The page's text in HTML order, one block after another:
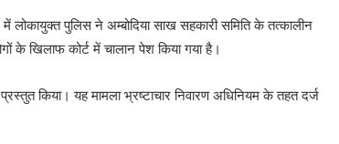
पुलिस ने अम्बोदिया साख सहकारी समिति के तत्कालीन
के खिलाफ कोर्ट में चालान पेश किया गया है।
किया। यह मामला भ्रष्टाचार निवारण अधिनियम के तहत दर्ज